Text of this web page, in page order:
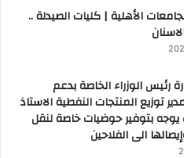
الأهلية | كليات الصيدلة ..
رئيس الوزراء الخاصة بدعم
توزيع المنتجات النفطية الاستاذ
بتوفير حوضيات خاصة لنقل
الى الفلاحين